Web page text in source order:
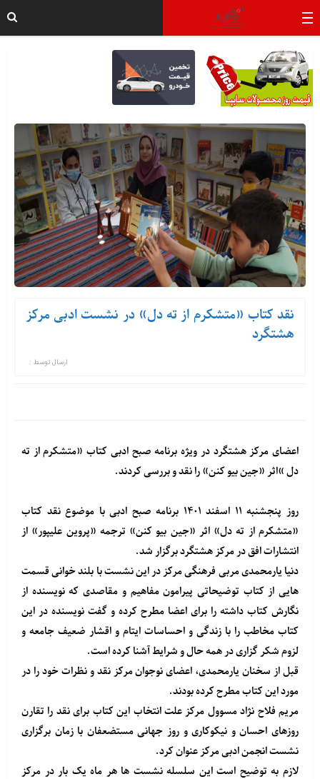
نقد کتاب «متشکرم از ته دل» در نشست ادبی مرکز
هشتگرد
ارسال توسط :
اعضای مرکز هشتگرد در ویژه برنامه صبح ادبی کتاب «متشکرم از ته
دل »اثر «جین بیو کنن» را نقد و بررسی کردند.
روز پنجشنبه ۱۱ اسفند ۱۴۰۱ برنامه صبح ادبی با موضوع نقد کتاب
«متشکرم از ته دل» اثر «جین بیو کنن» ترجمه «پروین علیپور» از
انتشارات افق در مرکز هشتگرد برگزار شد.
دنیا یارمحمدی مربی فرهنگی مرکز در این نشست با بلند خوانی قسمت
هایی از کتاب توضیحاتی پیرامون مفاهیم و مقاصدی که نویسنده از
نگارش کتاب داشته را برای اعضا مطرح کرده و گفت نویسنده در این
کتاب مخاطب را با زندگی و احساسات ایتام و اقشار ضعیف جامعه و
لزوم شکر گزاری در همه حال و شرایط آشنا کرده است.
قبل از سخنان یارمحمدی، اعضای نوجوان مرکز نقد و نظرات خود را در
مورد این کتاب مطرح کرده بودند.
مریم فلاح نژاد مسوول مرکز علت انتخاب این کتاب برای نقد را تقارن
روزهای احسان و نیکوکاری و روز جهانی مستضعفان با زمان برگزاری
نشست انجمن ادبی مرکز عنوان کرد.
لازم به توضیح است این سلسله نشست ها هر ماه یک بار در مرکز